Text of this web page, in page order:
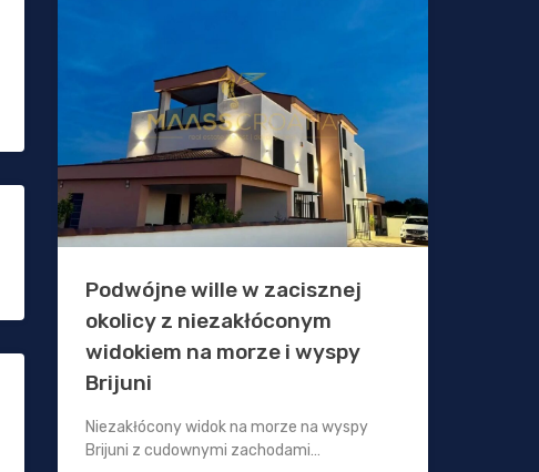
Podwójne wille w zacisznej
okolicy z niezakłóconym
widokiem na morze i wyspy
Brijuni
Niezakłócony widok na morze na wyspy
Brijuni z cudownymi zachodami…